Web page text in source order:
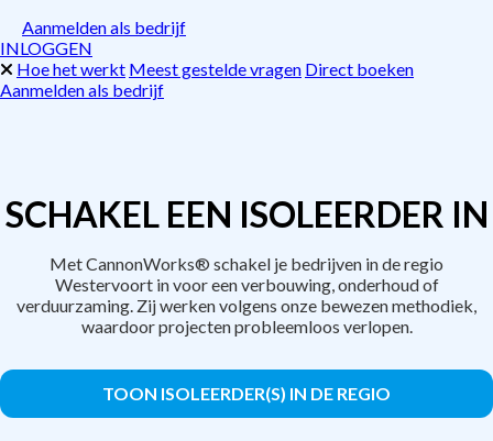
Aanmelden als bedrijf
INLOGGEN
Hoe het werkt Meest gestelde vragen Direct boeken
Aanmelden als bedrijf
SCHAKEL EEN ISOLEERDER IN
Met CannonWorks® schakel je bedrijven in de regio
Westervoort in voor een verbouwing, onderhoud of
verduurzaming. Zij werken volgens onze bewezen methodiek,
waardoor projecten probleemloos verlopen.
TOON ISOLEERDER(S) IN DE REGIO